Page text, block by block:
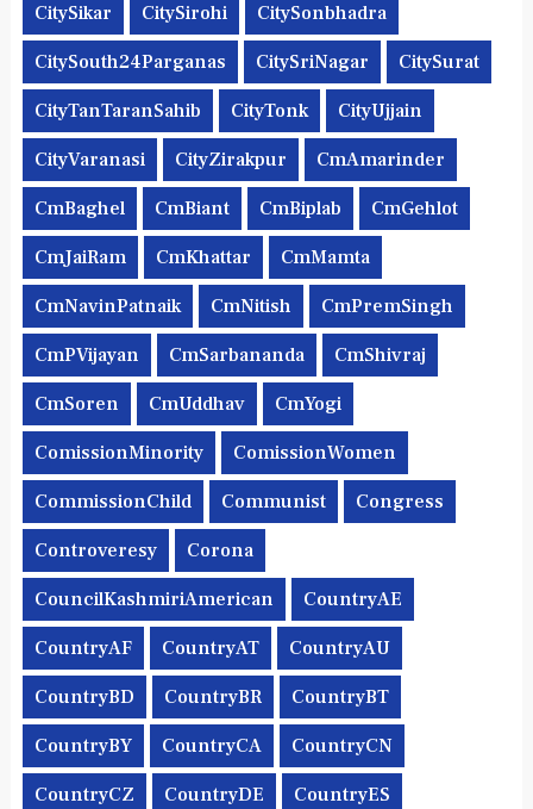
CitySikar CitySirohi CitySonbhadra
CitySouth24Parganas CitySriNagar CitySurat
CityTanTaranSahib CityTonk CityUjjain
CityVaranasi CityZirakpur CmAmarinder
CmBaghel CmBiant CmBiplab CmGehlot
CmJaiRam CmKhattar CmMamta
CmNavinPatnaik CmNitish CmPremSingh
CmPVijayan CmSarbananda CmShivraj
CmSoren CmUddhav CmYogi
ComissionMinority ComissionWomen
CommissionChild Communist Congress
Controveresy Corona
CouncilKashmiriAmerican CountryAE
CountryAF CountryAT CountryAU
CountryBD CountryBR CountryBT
CountryBY CountryCA CountryCN
CountryCZ CountryDE CountryES